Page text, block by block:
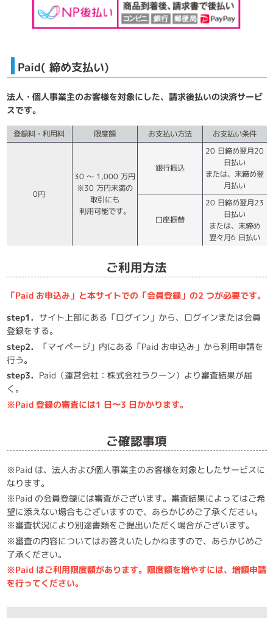
Paid( 締め支払い)
法人・個人事業主のお客様を対象にした、請求後払いの決済サービ
スです。
登録料・利用料 限度額 お支払い方法 お支払い条件
0円
30 ～ 1,000 万円
※30 万円未満の
取引にも
利用可能です。
銀行振込
20 日締め翌月20
日払い
または、末締め翌
月払い
口座振替
20 日締め翌月23
日払い
または、末締め
翌々月6 日払い
ご利用方法
「Paid お申込み」と本サイトでの「会員登録」の2 つが必要です。
step1． サイト上部にある「ログイン」から、ログインまたは会員
登録をする。
step2．
「マイページ」内にある「Paid お申込み」から利用申請を
行う。
step3． Paid（運営会社：株式会社ラクーン）より審査結果が届
く。
※Paid 登録の審査には1 日〜3 日かかります。
ご確認事項
※Paid は、法人および個人事業主のお客様を対象としたサービスに
なります。
※Paid の会員登録には審査がございます。審査結果によってはご希
望に添えない場合もございますので、あらかじめご了承ください。
※審査状況により別途書類をご提出いただく場合がございます。
※審査の内容についてはお答えいたしかねますので、あらかじめご
了承ください。
※Paid はご利用限度額があります。限度額を増やすには、増額申請
を行ってください。